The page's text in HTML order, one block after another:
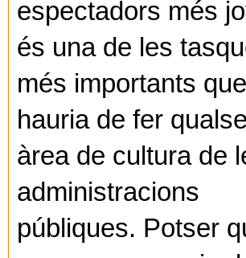
espectadors més
és una de les
més importants que
hauria de fer
àrea de cultura de
administracions
públiques. Potser